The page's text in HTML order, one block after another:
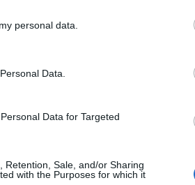
personal data.
Data.
Data for Targeted
Retention, Sale, and/or Sharing
with the Purposes for which it
arba jų mišiniais, pavyzdžiui,